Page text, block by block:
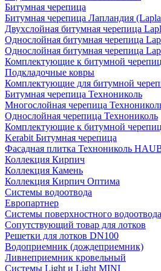
Битумная черепица
Битумная черепица Лапландия
Двухслойная битумная черепица
Однослойная битумная черепица
Однослойная битумная черепица
Комплектующие к битумной
Подкладочные ковры
Комплектующие для битумной
Битумная черепица Технониколь
Многослойная черепица
Однослойная черепица Технониколь
Комплектующие к битумной
Kerabit Битумная черепица
Фасадная плитка Технониколь
Кол​лекция Кирпич
Кол​лекция Камень
Коллекция Кирпич Оптима
Системы водоотвода
Европартнер
Системы поверхностного
Сопутствующий товар для лотков
Решетки для лотков DN100
Водоприемник (дождеприемник)
Ливнеприемник кровельный
Системы Light и Light MINI